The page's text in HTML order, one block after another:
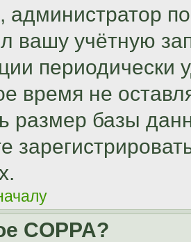
вашу учётную
периодически
время не
размер базы
COPPA?